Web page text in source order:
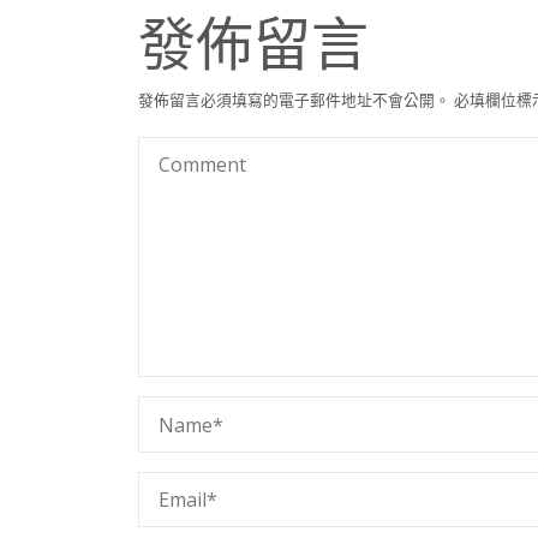
發佈留言
發佈留言必須填寫的電子郵件地址不會公開。 必填欄位